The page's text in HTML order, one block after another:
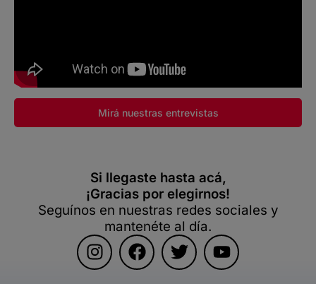
Mirá nuestras entrevistas
Si llegaste hasta acá,
¡Gracias por elegirnos!
Seguínos en nuestras redes sociales y
mantenéte al día.